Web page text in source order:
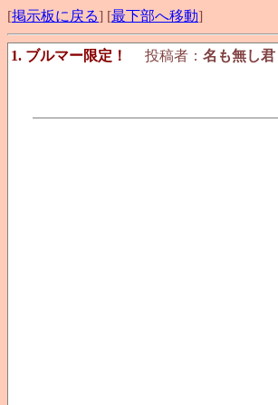
[掲示板に戻る] [最下部へ移動]
1. ブルマー限定！ 投稿者： 名も無し君